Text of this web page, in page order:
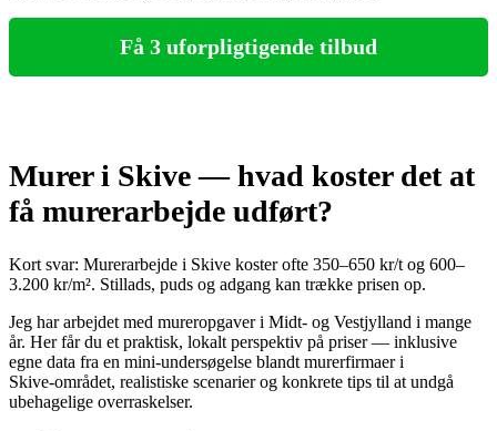
Få 3 uforpligtigende tilbud
Murer i Skive — hvad koster det at
få murerarbejde udført?
Kort svar: Murerarbejde i Skive koster ofte 350–650 kr/t og 600–
3.200 kr/m². Stillads, puds og adgang kan trække prisen op.
Jeg har arbejdet med mureropgaver i Midt- og Vestjylland i mange
år. Her får du et praktisk, lokalt perspektiv på priser — inklusive
egne data fra en mini-undersøgelse blandt murerfirmaer i
Skive‑området, realistiske scenarier og konkrete tips til at undgå
ubehagelige overraskelser.